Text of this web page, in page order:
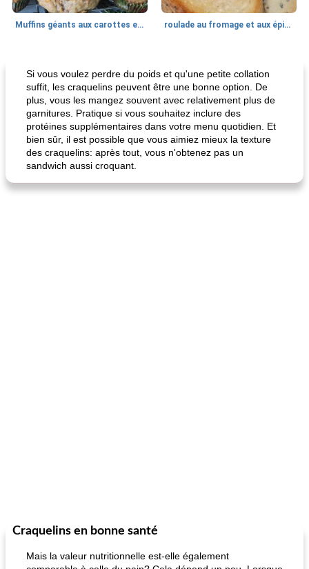
Muffins géants aux carottes et à la banane de Nif roulade au fromage et aux épinards
astuces
Si vous voulez perdre du poids et qu'une petite collation
suffit, les craquelins peuvent être une bonne option. De
plus, vous les mangez souvent avec relativement plus de
garnitures. Pratique si vous souhaitez inclure des
protéines supplémentaires dans votre menu quotidien. Et
bien sûr, il est possible que vous aimiez mieux la texture
des craquelins: après tout, vous n'obtenez pas un
sandwich aussi croquant.
Craquelins en bonne santé
Mais la valeur nutritionnelle est-elle également